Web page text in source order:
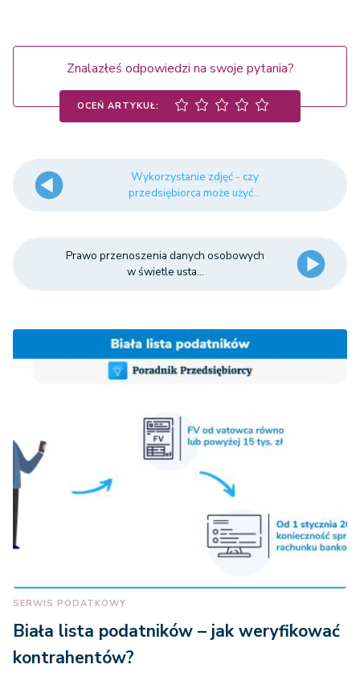
Znalazłeś odpowiedzi na swoje pytania?
OCEŃ ARTYKUŁ:
Wykorzystanie zdjęć - czy
przedsiębiorca może użyć...
Prawo przenoszenia danych osobowych
w świetle usta...
SERWIS PODATKOWY
Biała lista podatników – jak weryfikować
kontrahentów?